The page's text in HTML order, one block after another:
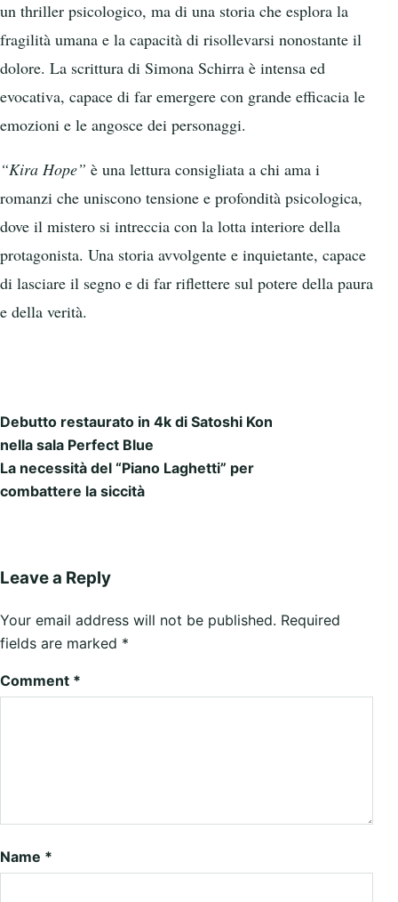
un thriller psicologico, ma di una storia che esplora la
fragilità umana e la capacità di risollevarsi nonostante il
dolore. La scrittura di Simona Schirra è intensa ed
evocativa, capace di far emergere con grande efficacia le
emozioni e le angosce dei personaggi.
“Kira Hope” è una lettura consigliata a chi ama i
romanzi che uniscono tensione e profondità psicologica,
dove il mistero si intreccia con la lotta interiore della
protagonista. Una storia avvolgente e inquietante, capace
di lasciare il segno e di far riflettere sul potere della paura
e della verità.
Post navigation
Debutto restaurato in 4k di Satoshi Kon
nella sala Perfect Blue
La necessità del “Piano Laghetti” per
combattere la siccità
Leave a Reply
Your email address will not be published. Required
fields are marked *
Comment *
Name *